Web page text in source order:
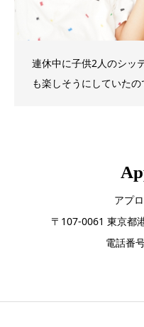
連休中に子供2人のシッ
も楽しそうにしていたの
アプ
〒107-0061 東京都
電話番